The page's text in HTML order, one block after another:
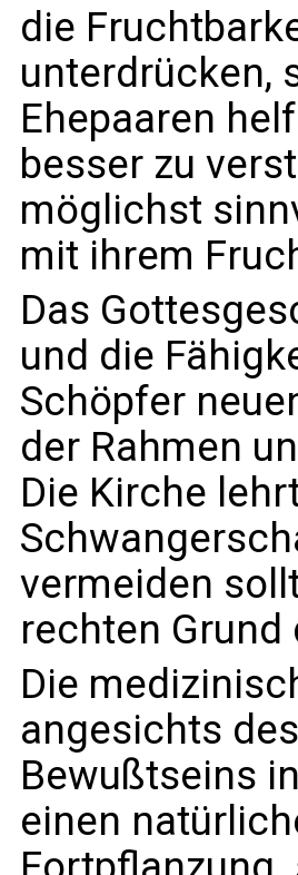
die
unterdrücken,
Ehepaaren
besser zu
möglichst
mit ihrem
Das
und die
Schöpfer
der Rahmen
Die Kirche
vermeiden
rechten
Die
angesichts
Bewußtseins
einen